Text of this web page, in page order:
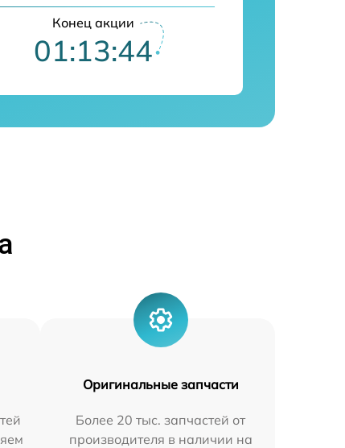
Конец акции
01:13:43
Оригинальные запчасти
Более 20 тыс. запчастей от
производителя в наличии на